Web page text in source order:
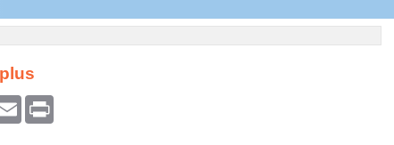
Email Print